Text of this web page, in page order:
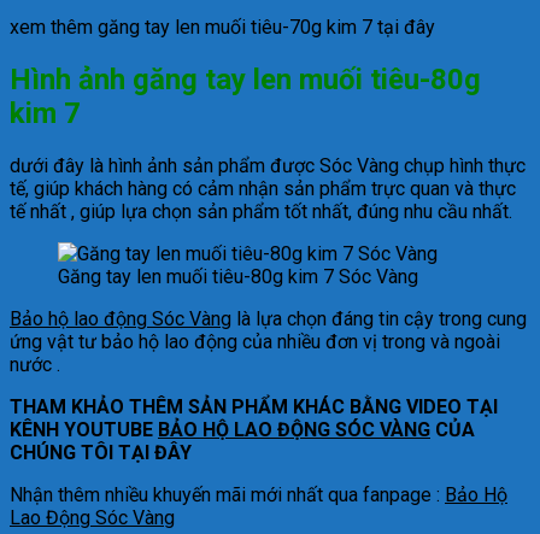
xem thêm găng tay len muối tiêu-70g kim 7 tại đây
Hình ảnh găng tay len muối tiêu-80g
kim 7
dưới đây là hình ảnh sản phẩm được Sóc Vàng chụp hình thực
tế, giúp khách hàng có cảm nhận sản phẩm trực quan và thực
tế nhất , giúp lựa chọn sản phẩm tốt nhất, đúng nhu cầu nhất.
Găng tay len muối tiêu-80g kim 7 Sóc Vàng
Bảo hộ lao động Sóc Vàng là lựa chọn đáng tin cậy trong cung
ứng vật tư bảo hộ lao động của nhiều đơn vị trong và ngoài
nước .
THAM KHẢO THÊM SẢN PHẨM KHÁC BẰNG VIDEO TẠI
KÊNH YOUTUBE BẢO HỘ LAO ĐỘNG SÓC VÀNG CỦA
CHÚNG TÔI TẠI ĐÂY
Nhận thêm nhiều khuyến mãi mới nhất qua fanpage : Bảo Hộ
Lao Động Sóc Vàng